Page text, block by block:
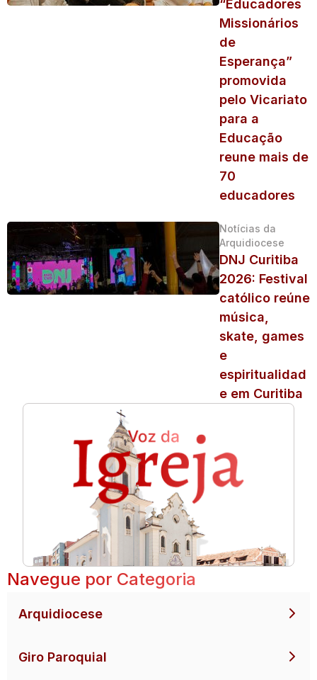
“Educadores
Missionários
de
Esperança”
promovida
pelo Vicariato
para a
Educação
reune mais de
70
educadores
Notícias da
Arquidiocese
DNJ Curitiba
2026: Festival
católico reúne
música,
skate, games
e
espiritualidad
e em Curitiba
Navegue por Categoria
Arquidiocese
Giro Paroquial